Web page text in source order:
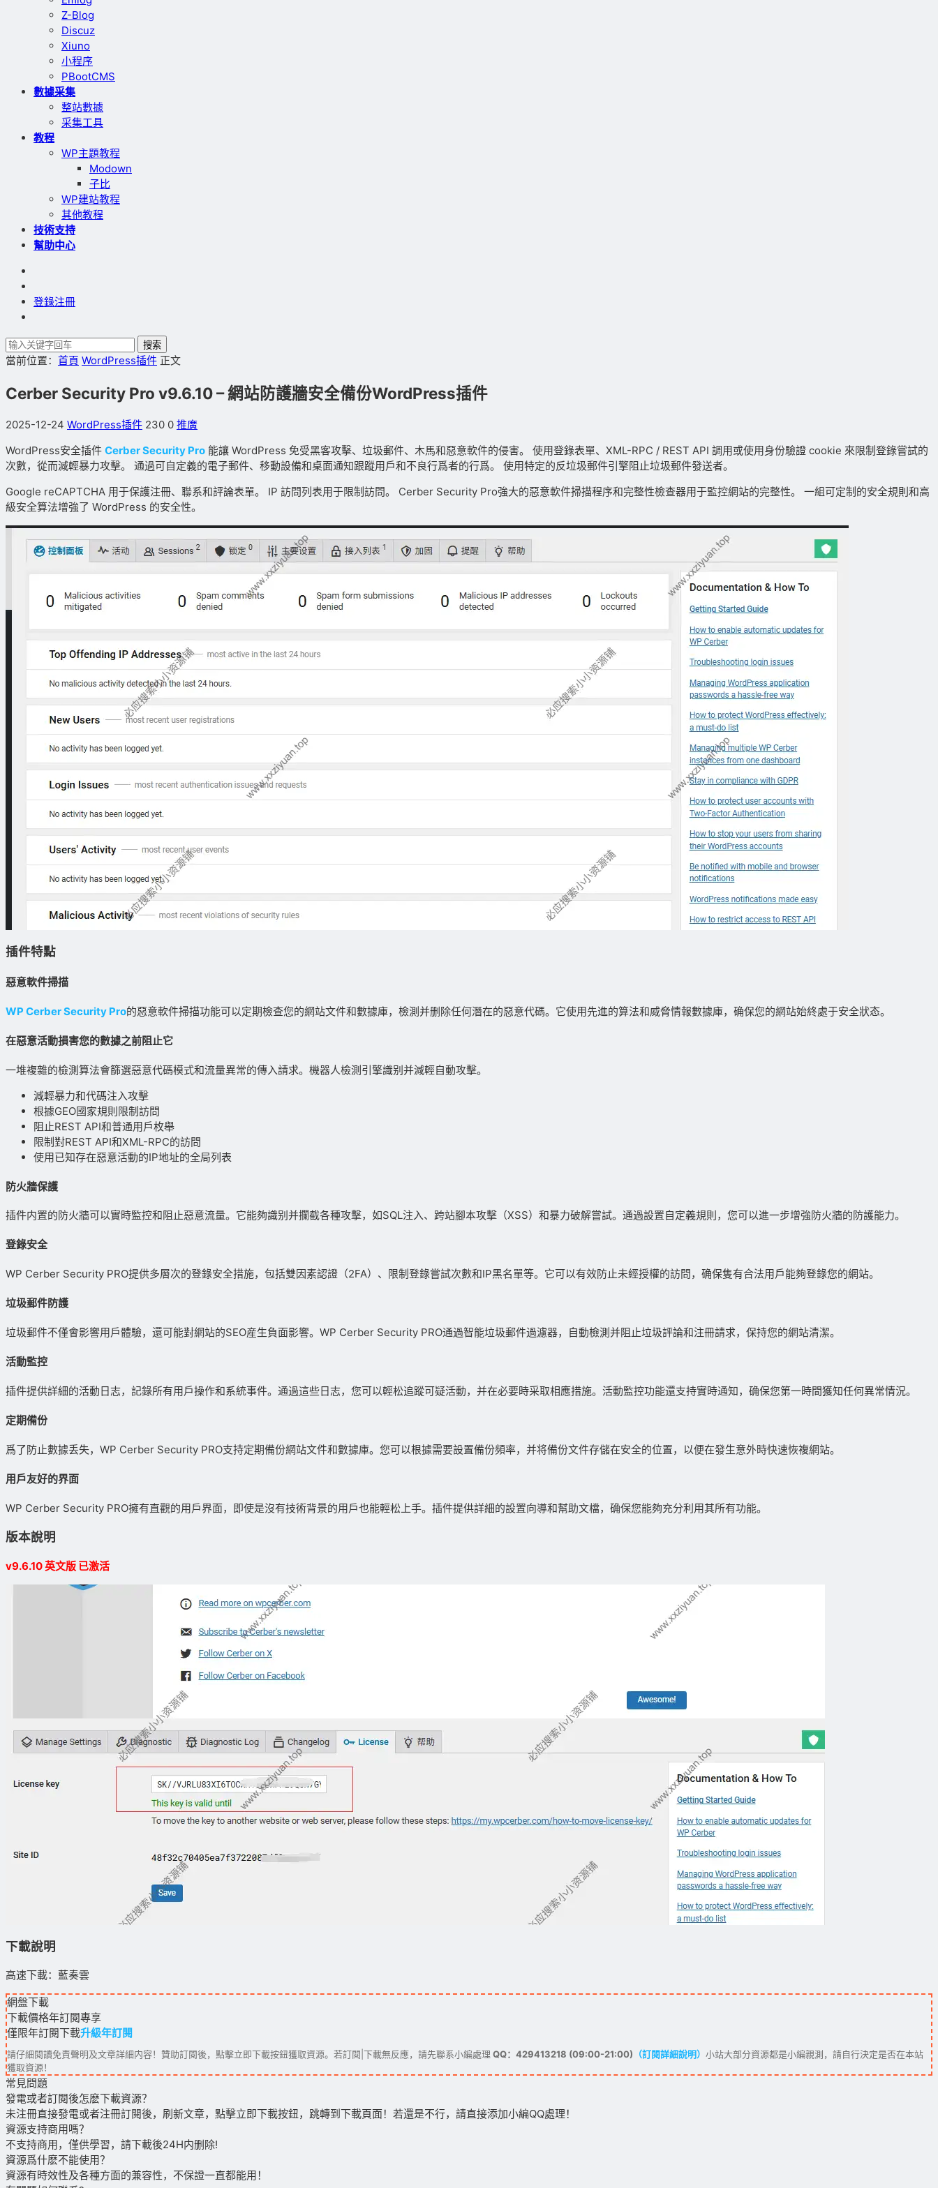
Z-Blog
Discuz
Xiuno
小程序
PBootCMS
數據采集
整站數據
采集工具
教程
WP主題教程
Modown
子比
WP建站教程
其他教程
技術支持
幫助中心
登錄注冊
搜索
當前位置： 首頁 WordPress插件 正文
Cerber Security Pro v9.6.10 – 網站防護牆安全備份WordPress插件
2025-12-24 WordPress插件 230 0 推廣
WordPress安全插件 Cerber Security Pro 能讓 WordPress 免受黑客攻擊、垃圾郵件、木馬和惡意軟件的侵害。 使用登錄表單、XML-RPC / REST API 調用或使用身份驗證 cookie 來限制登錄嘗試的
次數，從而減輕暴力攻擊。 通過可自定義的電子郵件、移動設備和桌面通知跟蹤用戶和不良行爲者的行爲。 使用特定的反垃圾郵件引擎阻止垃圾郵件發送者。
Google reCAPTCHA 用于保護注冊、聯系和評論表單。 IP 訪問列表用于限制訪問。 Cerber Security Pro強大的惡意軟件掃描程序和完整性檢查器用于監控網站的完整性。 一組可定制的安全規則和高
級安全算法增強了 WordPress 的安全性。
插件特點
惡意軟件掃描
WP Cerber Security Pro的惡意軟件掃描功能可以定期檢查您的網站文件和數據庫，檢測并删除任何潛在的惡意代碼。它使用先進的算法和威脅情報數據庫，确保您的網站始終處于安全狀态。
在惡意活動損害您的數據之前阻止它
一堆複雜的檢測算法會篩選惡意代碼模式和流量異常的傳入請求。機器人檢測引擎識别并減輕自動攻擊。
減輕暴力和代碼注入攻擊
根據GEO國家規則限制訪問
阻止REST API和普通用戶枚舉
限制對REST API和XML-RPC的訪問
使用已知存在惡意活動的IP地址的全局列表
防火牆保護
插件内置的防火牆可以實時監控和阻止惡意流量。它能夠識别并攔截各種攻擊，如SQL注入、跨站腳本攻擊（XSS）和暴力破解嘗試。通過設置自定義規則，您可以進一步增強防火牆的防護能力。
登錄安全
WP Cerber Security PRO提供多層次的登錄安全措施，包括雙因素認證（2FA）、限制登錄嘗試次數和IP黑名單等。它可以有效防止未經授權的訪問，确保隻有合法用戶能夠登錄您的網站。
垃圾郵件防護
垃圾郵件不僅會影響用戶體驗，還可能對網站的SEO産生負面影響。WP Cerber Security PRO通過智能垃圾郵件過濾器，自動檢測并阻止垃圾評論和注冊請求，保持您的網站清潔。
活動監控
插件提供詳細的活動日志，記錄所有用戶操作和系統事件。通過這些日志，您可以輕松追蹤可疑活動，并在必要時采取相應措施。活動監控功能還支持實時通知，确保您第一時間獲知任何異常情況。
定期備份
爲了防止數據丢失，WP Cerber Security PRO支持定期備份網站文件和數據庫。您可以根據需要設置備份頻率，并将備份文件存儲在安全的位置，以便在發生意外時快速恢複網站。
用戶友好的界面
WP Cerber Security PRO擁有直觀的用戶界面，即使是沒有技術背景的用戶也能輕松上手。插件提供詳細的設置向導和幫助文檔，确保您能夠充分利用其所有功能。
版本說明
v9.6.10 英文版 已激活
下載說明
高速下載：藍奏雲
網盤下載
下載價格年訂閱專享
僅限年訂閱下載升級年訂閱
請仔細閱讀免責聲明及文章詳細内容！贊助訂閱後，點擊立即下載按鈕獲取資源。若訂閱|下載無反應，請先聯系小編處理 QQ：429413218 (09:00-21:00) （訂閱詳細說明） 小站大部分資源都是小編親測，請自行決定是否在本站
獲取資源！
常見問題
發電或者訂閱後怎麽下載資源？
未注冊直接發電或者注冊訂閱後，刷新文章，點擊立即下載按鈕，跳轉到下載頁面！若還是不行，請直接添加小編QQ處理！
資源支持商用嗎？
不支持商用，僅供學習，請下載後24H内删除!
資源爲什麽不能使用？
資源有時效性及各種方面的兼容性，不保證一直都能用！